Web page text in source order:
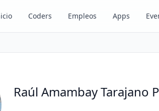
Coders Empleos Apps
Raúl Amambay Tarajano